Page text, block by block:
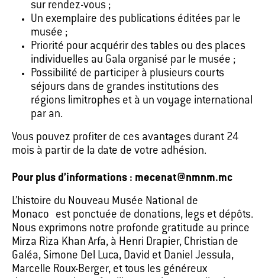
sur rendez-vous ;
Un exemplaire des publications éditées par le
musée ;
Priorité pour acquérir des tables ou des places
individuelles au Gala organisé par le musée ;
Possibilité de participer à plusieurs courts
séjours dans de grandes institutions des
régions limitrophes et à un voyage international
par an.
Vous pouvez profiter de ces avantages durant 24
mois à partir de la date de votre adhésion.
Pour plus d’informations : mecenat@nmnm.mc
L’histoire du Nouveau Musée National de
Monaco est ponctuée de donations, legs et dépôts.
Nous exprimons notre profonde gratitude au prince
Mirza Riza Khan Arfa, à Henri Drapier, Christian de
Galéa, Simone Del Luca, David et Daniel Jessula,
Marcelle Roux-Berger, et tous les généreux